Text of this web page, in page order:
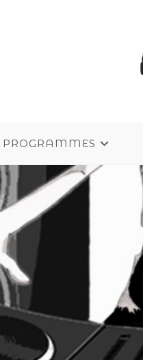
PROGRAMMES